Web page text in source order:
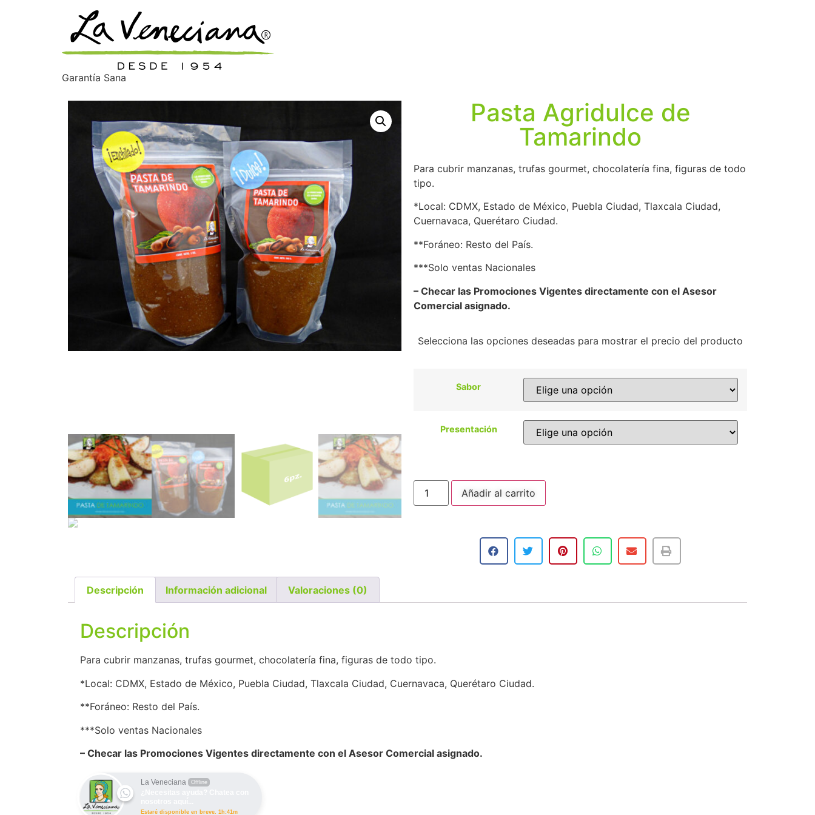
Garantía Sana
Pasta Agridulce de
Tamarindo
Para cubrir manzanas, trufas gourmet, chocolatería fina, figuras de todo
tipo.
*Local: CDMX, Estado de México, Puebla Ciudad, Tlaxcala Ciudad,
Cuernavaca, Querétaro Ciudad.
​**Foráneo: Resto del País.
***Solo ventas Nacionales
– Checar las Promociones Vigentes directamente con el Asesor
Comercial asignado.
Selecciona las opciones deseadas para mostrar el precio del producto
Sabor
Presentación
Añadir al carrito
Descripción Información adicional Valoraciones (0)
Descripción
Para cubrir manzanas, trufas gourmet, chocolatería fina, figuras de todo tipo.
*Local: CDMX, Estado de México, Puebla Ciudad, Tlaxcala Ciudad, Cuernavaca, Querétaro Ciudad.
​**Foráneo: Resto del País.
***Solo ventas Nacionales
– Checar las Promociones Vigentes directamente con el Asesor Comercial asignado.
La Veneciana Offline
Estaré disponible en breve. 1h:41m